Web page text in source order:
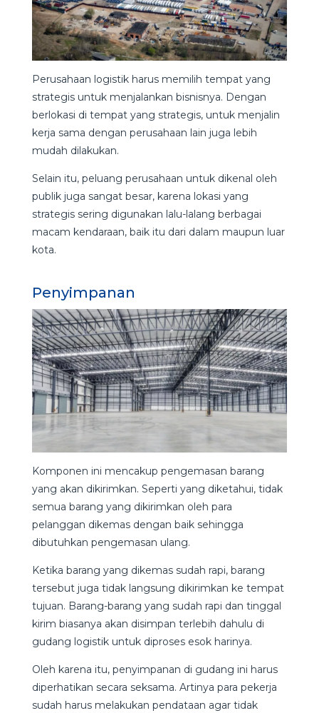
Perusahaan logistik harus memilih tempat yang
strategis untuk menjalankan bisnisnya. Dengan
berlokasi di tempat yang strategis, untuk menjalin
kerja sama dengan perusahaan lain juga lebih
mudah dilakukan.
Selain itu, peluang perusahaan untuk dikenal oleh
publik juga sangat besar, karena lokasi yang
strategis sering digunakan lalu-lalang berbagai
macam kendaraan, baik itu dari dalam maupun luar
kota.
Penyimpanan
Komponen ini mencakup pengemasan barang
yang akan dikirimkan. Seperti yang diketahui, tidak
semua barang yang dikirimkan oleh para
pelanggan dikemas dengan baik sehingga
dibutuhkan pengemasan ulang.
Ketika barang yang dikemas sudah rapi, barang
tersebut juga tidak langsung dikirimkan ke tempat
tujuan. Barang-barang yang sudah rapi dan tinggal
kirim biasanya akan disimpan terlebih dahulu di
gudang logistik untuk diproses esok harinya.
Oleh karena itu, penyimpanan di gudang ini harus
diperhatikan secara seksama. Artinya para pekerja
sudah harus melakukan pendataan agar tidak